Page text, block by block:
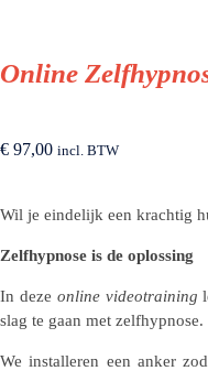
Online
€ 97,00 incl. BTW
Wil je eindelijk een krachtig
Zelfhypnose is de oplossing
In deze online videotraining
slag te gaan met zelfhypnose.
We installeren een anker